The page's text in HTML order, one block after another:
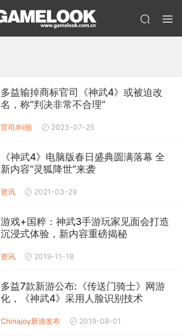
多益输掉商标官司《神武4》或被迫改
名，称“判决非常不合理”
官司/纠纷 2023-07-25
《神武4》电脑版春日盛典圆满落幕 全
新内容“灵狐降世”来袭
资讯 2021-03-29
游戏+国粹：神武3手游玩家见面会打造
沉浸式体验，新内容重磅揭秘
资讯 2019-11-18
多益7款新游公布:《传送门骑士》网游
化，《神武4》采用人脸识别技术
Chinajoy新游发布 2019-08-01